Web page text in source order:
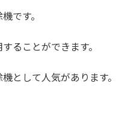
です。
ることができます。
として人気があります。